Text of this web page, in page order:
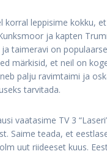
korral leppisime kokku,
ja kapten
taimeravi on
märkisid, et neil on
palju ravimtaimi ja
tarvitada.
vaatasime TV 3
Saime teada, et
uut riideeset kuus.